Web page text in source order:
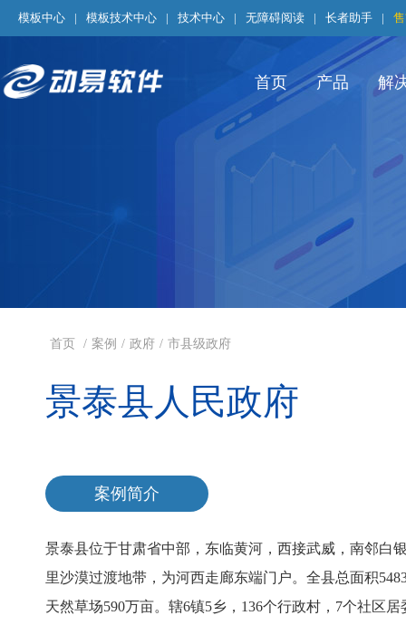
模板中心 | 模板技术中心 | 技术中心 | 无障碍阅读 | 长者助手 |
首页 产品 解
首页 / 案例 / 政府 / 市县级政府
景泰县人民政府
案例简介
景泰县位于甘肃省中部，东临黄河，西接武威，南邻白
里沙漠过渡地带，为河西走廊东端门户。全县总面积
天然草场590万亩。辖6镇5乡，136个行政村，7个社区